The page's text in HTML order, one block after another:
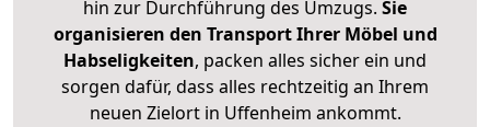
hin zur Durchführung des Umzugs. Sie
organisieren den Transport Ihrer Möbel und
Habseligkeiten, packen alles sicher ein und
sorgen dafür, dass alles rechtzeitig an Ihrem
neuen Zielort in Uffenheim ankommt.